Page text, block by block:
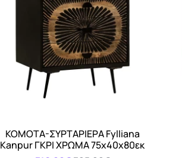
Αγορά
ΚΟΜΟΤΑ-ΣΥΡΤΑΡΙΕΡΑ Fylliana
Kanpur ΓΚΡΙ ΧΡΩΜΑ 75x40x80εκ